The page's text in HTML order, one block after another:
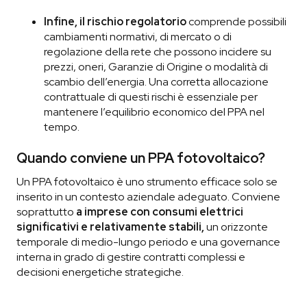
Infine, il rischio regolatoriocomprende possibili
cambiamenti normativi, di mercato o di
regolazione della rete che possono incidere su
prezzi, oneri, Garanzie di Origine o modalità di
scambio dell’energia. Una corretta allocazione
contrattuale di questi rischi è essenziale per
mantenere l’equilibrio economico del PPA nel
tempo.
Quando conviene un PPA fotovoltaico?
Un PPA fotovoltaico è uno strumento efficace solo se
inserito in un contesto aziendale adeguato. Conviene
soprattutto a imprese con consumi elettrici
significativi e relativamente stabili,un orizzonte
temporale di medio-lungo periodo e una governance
interna in grado di gestire contratti complessi e
decisioni energetiche strategiche.